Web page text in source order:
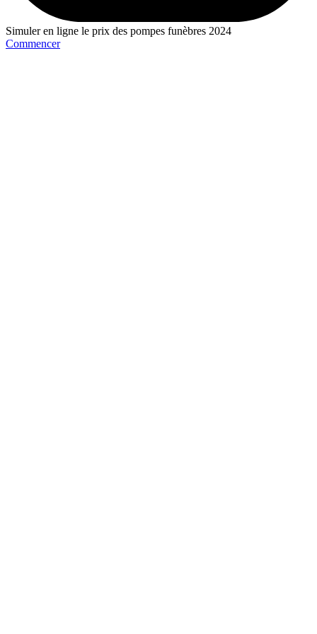
Simuler en ligne le prix des pompes funèbres 2024
Commencer